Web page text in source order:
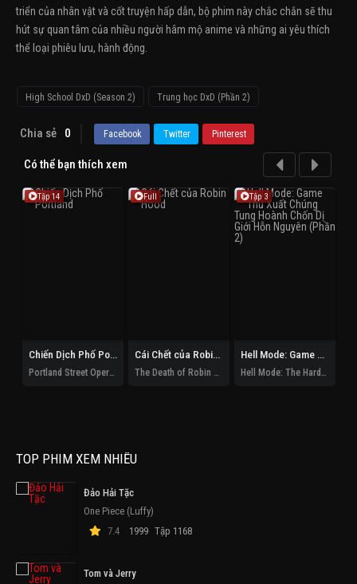
triển của nhân vật và cốt truyện hấp dẫn, bộ phim này chắc chắn sẽ thu
hút sự quan tâm của nhiều người hâm mộ anime và những ai yêu thích
thể loại phiêu lưu, hành động.
High School DxD (Season 2) Trung học DxD (Phần 2)
Chia sẻ 0 Facebook Twitter Pinterest
Có thể bạn thích xem
Tập 14
Chiến Dịch Phố Portland
Full
Cái Chết của Robin Hood
Tập 3
Hell Mode: Game Thủ Xuất Chúng Tung Hoành Chốn Dị Giới Hỗn Nguyên (Phần 2)
TOP PHIM XEM NHIỀU
Đảo Hải Tặc
One Piece (Luffy)
7.4
1999 Tập 1168
Tom và Jerry